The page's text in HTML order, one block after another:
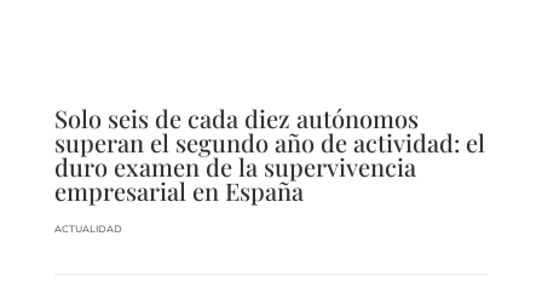
Solo seis de cada diez autónomos
superan el segundo año de actividad: el
duro examen de la supervivencia
empresarial en España
ACTUALIDAD